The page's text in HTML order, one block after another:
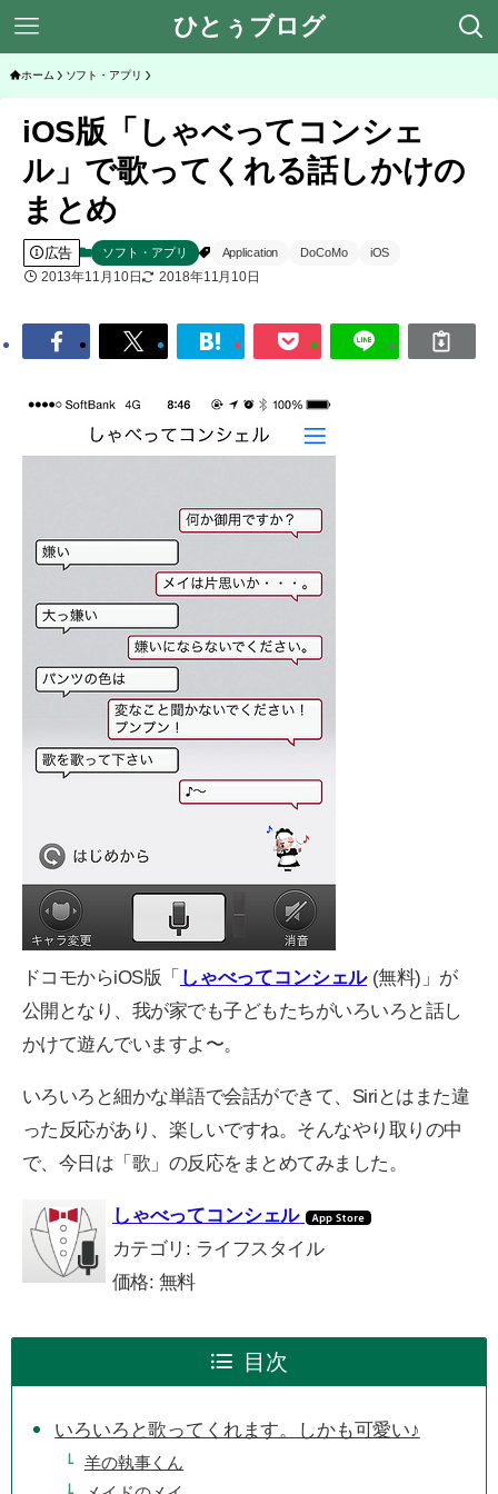
ひとぅブログ
ホーム ソフト・アプリ
iOS版「しゃべってコンシェ
ル」で歌ってくれる話しかけの
まとめ
広告 ソフト・アプリ Application DoCoMo iOS
2013年11月10日 2018年11月10日
ドコモからiOS版「 しゃべってコンシェル(無料)」が
公開となり、我が家でも子どもたちがいろいろと話し
かけて遊んでいますよ〜。
いろいろと細かな単語で会話ができて、Siriとはまた違
った反応があり、楽しいですね。そんなやり取りの中
で、今日は「歌」の反応をまとめてみました。
しゃべってコンシェル
カテゴリ: ライフスタイル
価格: 無料
目次
いろいろと歌ってくれます。しかも可愛い♪
羊の執事くん